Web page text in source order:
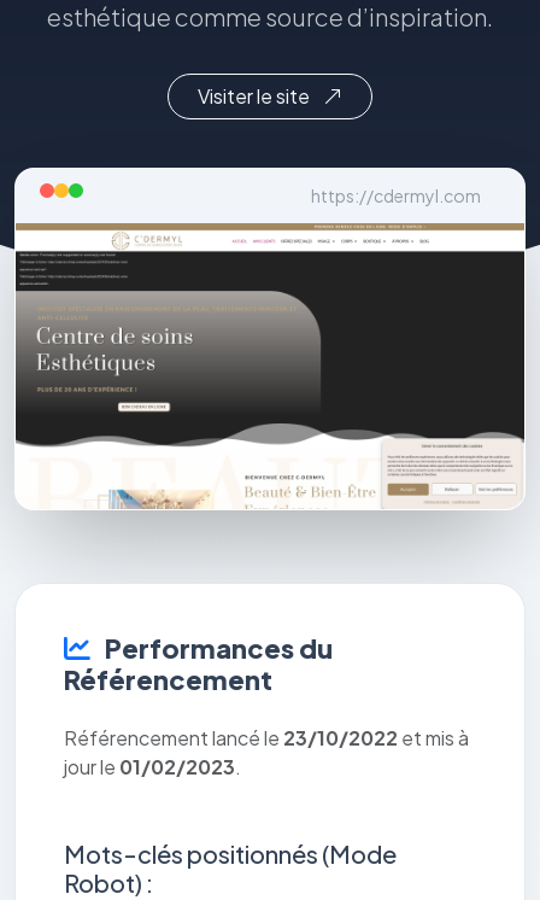
esthétique comme source d’inspiration.
Visiter le site
https://cdermyl.com
Performances du
Référencement
Référencement lancé le 23/10/2022 et mis à
jour le 01/02/2023.
Mots-clés positionnés (Mode
Robot) :